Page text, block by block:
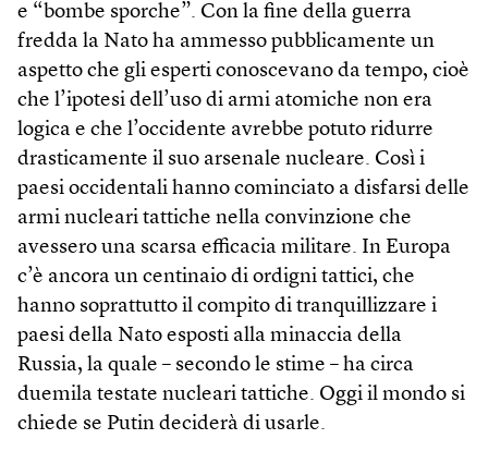
e “bombe sporche”. Con la fine della guerra
fredda la Nato ha ammesso pubblicamente un
aspetto che gli esperti conoscevano da tempo, cioè
che l’ipotesi dell’uso di armi atomiche non era
logica e che l’occidente avrebbe potuto ridurre
drasticamente il suo arsenale nucleare. Così i
paesi occidentali hanno cominciato a disfarsi delle
armi nucleari tattiche nella convinzione che
avessero una scarsa efficacia militare. In Europa
c’è ancora un centinaio di ordigni tattici, che
hanno soprattutto il compito di tranquillizzare i
paesi della Nato esposti alla minaccia della
Russia, la quale – secondo le stime – ha circa
duemila testate nucleari tattiche. Oggi il mondo si
chiede se Putin deciderà di usarle.